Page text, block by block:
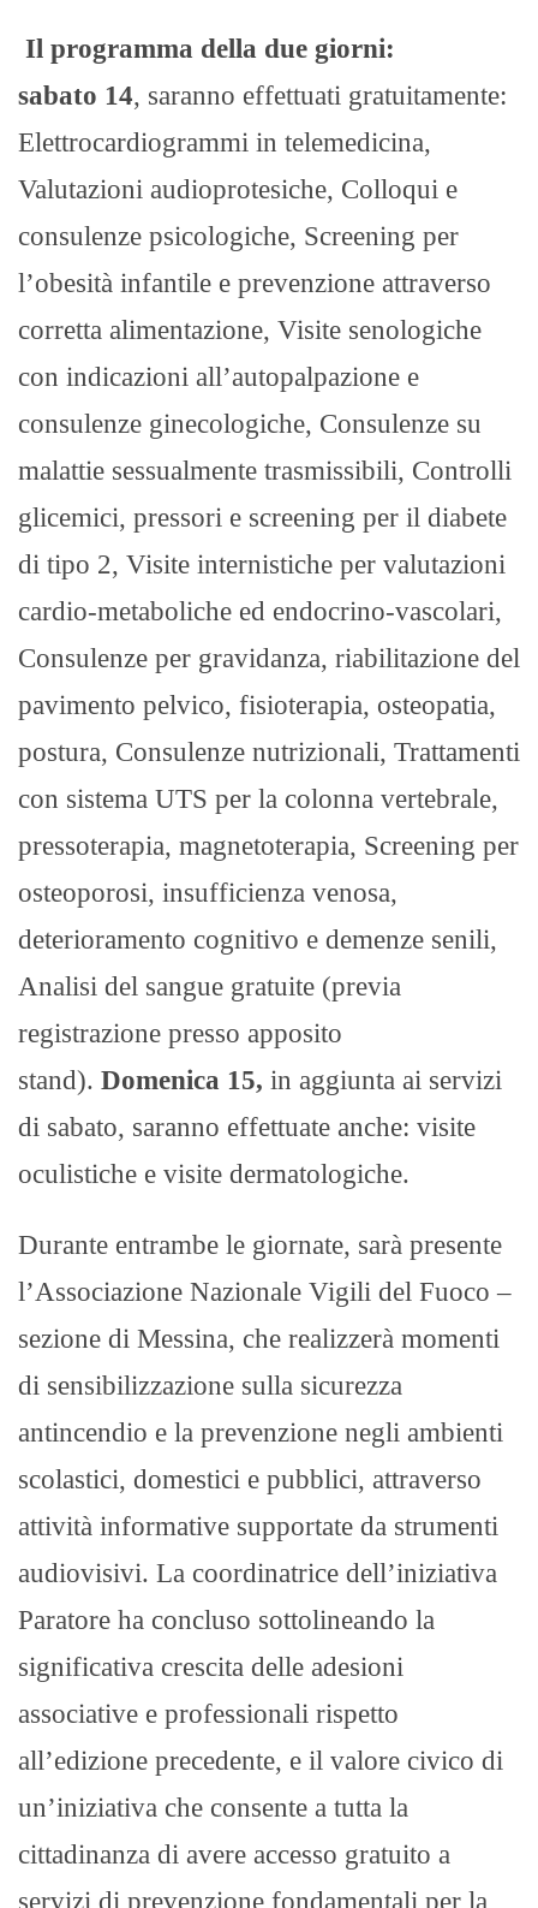
Il programma della due giorni:
sabato 14, saranno effettuati gratuitamente:
Elettrocardiogrammi in telemedicina,
Valutazioni audioprotesiche, Colloqui e
consulenze psicologiche, Screening per
l’obesità infantile e prevenzione attraverso
corretta alimentazione, Visite senologiche
con indicazioni all’autopalpazione e
consulenze ginecologiche, Consulenze su
malattie sessualmente trasmissibili, Controlli
glicemici, pressori e screening per il diabete
di tipo 2, Visite internistiche per valutazioni
cardio-metaboliche ed endocrino-vascolari,
Consulenze per gravidanza, riabilitazione del
pavimento pelvico, fisioterapia, osteopatia,
postura, Consulenze nutrizionali, Trattamenti
con sistema UTS per la colonna vertebrale,
pressoterapia, magnetoterapia, Screening per
osteoporosi, insufficienza venosa,
deterioramento cognitivo e demenze senili,
Analisi del sangue gratuite (previa
registrazione presso apposito
stand). Domenica 15, in aggiunta ai servizi
di sabato, saranno effettuate anche: visite
oculistiche e visite dermatologiche.
Durante entrambe le giornate, sarà presente
l’Associazione Nazionale Vigili del Fuoco –
sezione di Messina, che realizzerà momenti
di sensibilizzazione sulla sicurezza
antincendio e la prevenzione negli ambienti
scolastici, domestici e pubblici, attraverso
attività informative supportate da strumenti
audiovisivi. La coordinatrice dell’iniziativa
Paratore ha concluso sottolineando la
significativa crescita delle adesioni
associative e professionali rispetto
all’edizione precedente, e il valore civico di
un’iniziativa che consente a tutta la
cittadinanza di avere accesso gratuito a
servizi di prevenzione fondamentali per la